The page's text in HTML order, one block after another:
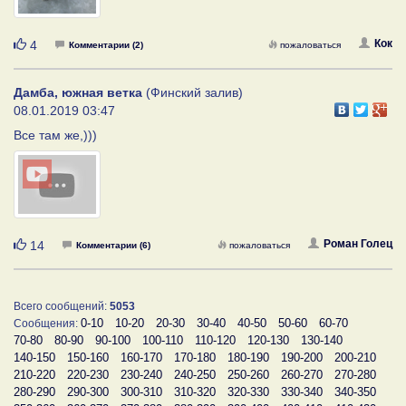
Нравится
4 Комментарии (2) Кок
пожаловаться
Дамба, южная ветка (Финский залив)
08.01.2019 03:47
Все там же,)))
Нравится
14 Комментарии (6) Роман Голец
пожаловаться
Всего сообщений: 5053
Сообщения: 0-10 10-20 20-30 30-40 40-50 50-60
60-70
70-80
80-90 90-100 100-110 110-120 120-130
130-140
140-150
150-160 160-170 170-180 180-190 190-200
200-210
210-220
220-230 230-240 240-250 250-260 260-270
270-280
280-290
290-300 300-310 310-320 320-330 330-340
340-350